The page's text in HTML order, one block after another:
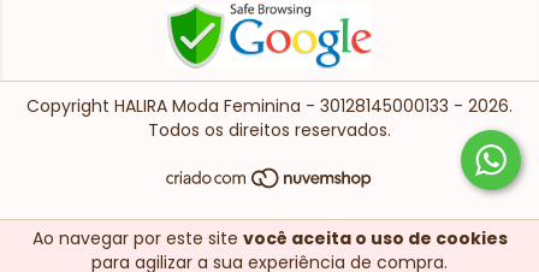
Ao navegar por este site você aceita o uso de cookies
para agilizar a sua experiência de compra.
Copyright HALIRA Moda Feminina - 30128145000133 - 2026.
Todos os direitos reservados.